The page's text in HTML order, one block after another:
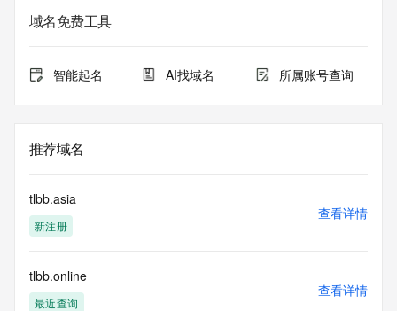
域名免费工具
智能起名 AI找域名 所属账号查询
推荐域名
tlbb.asia
新注册
查看详情
tlbb.online
最近查询
查看详情